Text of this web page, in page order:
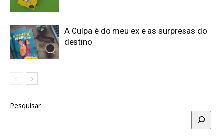
A Culpa é do meu ex e as surpresas do
destino
Pesquisar